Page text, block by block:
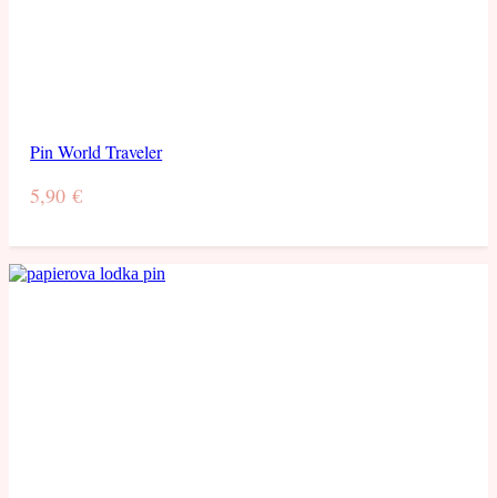
Pin World Traveler
5,90€